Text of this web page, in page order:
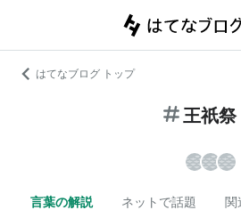
はてなブログ トップ
王祇祭
言葉の解説 ネットで話題 関